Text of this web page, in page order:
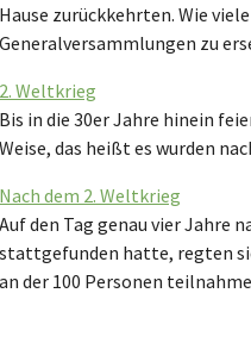
Hause zurückkehrten. Wie
Generalversammlungen zu
2. Weltkrieg
Bis in die 30er Jahre hinein
Weise, das heißt es wurden
Nach dem 2. Weltkrieg
Auf den Tag genau vier Jahre
stattgefunden hatte, regten
an der 100 Personen